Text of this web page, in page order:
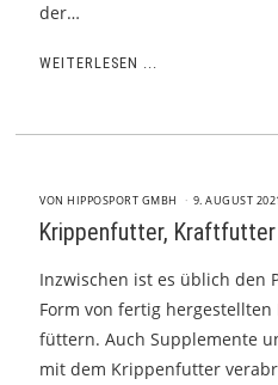
der…
WEITERLESEN ...
VONHIPPOSPORT GMBH 9. AUGUST
Krippenfutter, Kraftfutter
Inzwischen ist es üblich den
Form von fertig
füttern. Auch Supplemente
mit dem Krippenfutter